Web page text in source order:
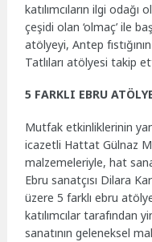
katılımcıların ilgi odağı
çeşidi olan ‘olmaç’ ile
atölyeyi, Antep
Tatlıları atölyesi takip
5 FARKLI EBRU
Mutfak etkinliklerinin
icazetli Hattat Gülnaz
malzemeleriyle, hat
Ebru sanatçısı Dilara
üzere 5 farklı ebru
katılımcılar tarafından
sanatının geleneksel